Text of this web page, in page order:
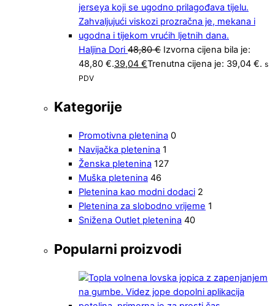
Haljina Dori 48,80€ Izvorna cijena bila je:
48,80 €.39,04 €Trenutna cijena je: 39,04 €. s
PDV
Kategorije
Promotivna pletenina 0
Navijačka pletenina 1
Ženska pletenina 127
Muška pletenina 46
Pletenina kao modni dodaci 2
Pletenina za slobodno vrijeme 1
Snižena Outlet pletenina 40
Popularni proizvodi